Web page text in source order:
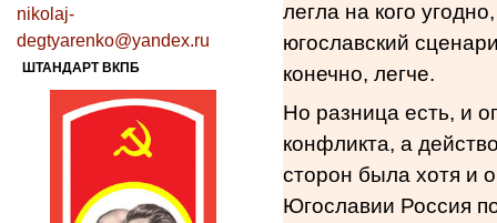
легла на кого
югославский
конечно, легче.
Но разница есть, и
конфликта, а
сторон была хотя и
Югославии Россия
nikolaj-
degtyarenko@yandex.ru
ШТАНДАРТ ВКПБ